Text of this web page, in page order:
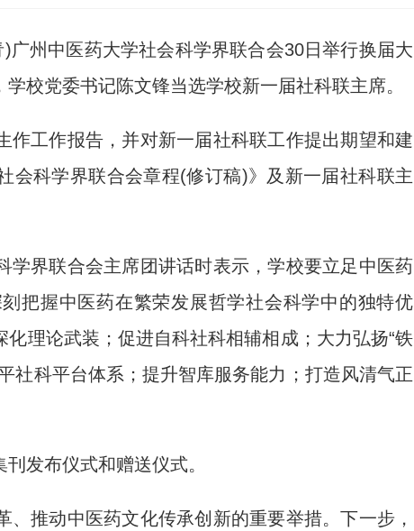
州中医药大学社会科学界联合会30日举行换届大
校党委书记陈文锋当选学校新一届社科联主席。
工作报告，并对新一届社科联工作提出期望和建
会科学界联合会章程(修订稿)》及新一届社科联主
界联合会主席团讲话时表示，学校要立足中医药
把握中医药在繁荣发展哲学社会科学中的独特优
理论武装；促进自科社科相辅相成；大力弘扬“铁
社科平台体系；提升智库服务能力；打造风清气正
发布仪式和赠送仪式。
推动中医药文化传承创新的重要举措。下一步，